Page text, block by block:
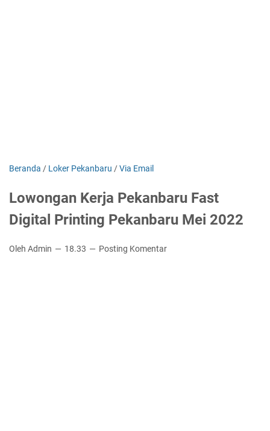
Beranda / Loker Pekanbaru /Via Email
Lowongan Kerja Pekanbaru Fast
Digital Printing Pekanbaru Mei 2022
Oleh Admin 18.33 Posting Komentar